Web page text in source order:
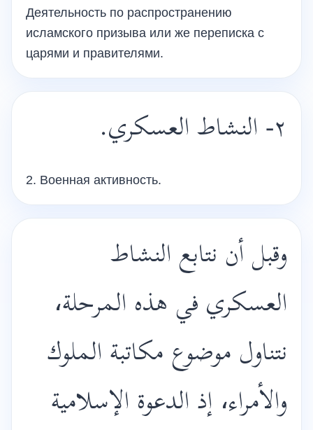
Деятельность по распространению
исламского призыва или же переписка с
царями и правителями.
٢- النشاط العسكري.
2. Военная активность.
وقبل أن نتابع النشاط
العسكري في هذه المرحلة،
نتناول موضوع مكاتبة الملوك
والأمراء، إذ الدعوة الإسلامية